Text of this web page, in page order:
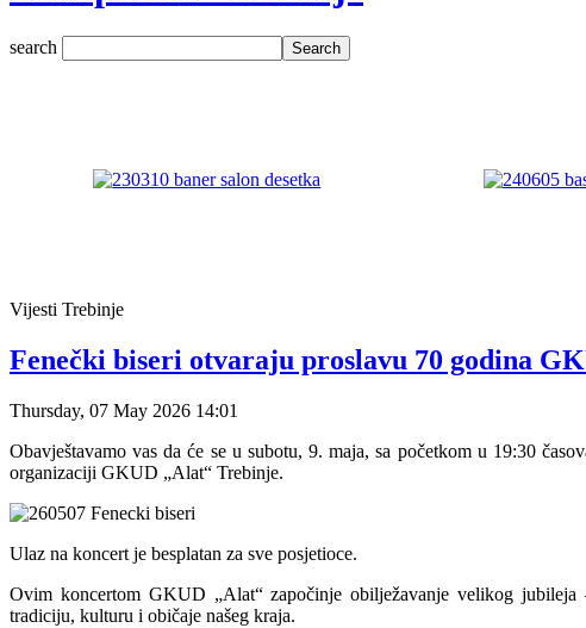
search
Vijesti Trebinje
Fenečki biseri otvaraju proslavu 70 godina
Thursday, 07 May 2026 14:01
Obavještavamo vas da će se u subotu, 9. maja, sa početkom u 19:30
organizaciji GKUD „Alat“ Trebinje.
Ulaz na koncert je besplatan za sve posjetioce.
Ovim koncertom GKUD „Alat“ započinje obilježavanje velikog
tradiciju, kulturu i običaje našeg kraja.